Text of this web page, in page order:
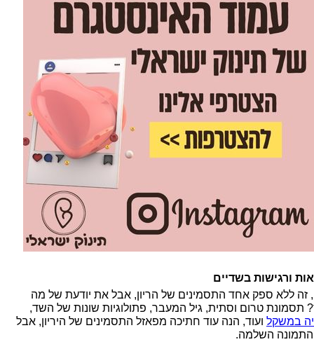
ורגישות בשדיים
זה ללא ספק אחד התסמינים של הריון, אבל את יודעת של מה
תסמונת טרום וסתית, גיל המעבר, פתולוגיות שונות של השד,
במשקל ועוד, הנה עוד חתיכה מפאזל התסמינים של היריון, אבל
השלמה.